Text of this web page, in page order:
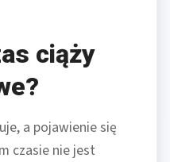
ciąży
a pojawienie się
czasie nie jest